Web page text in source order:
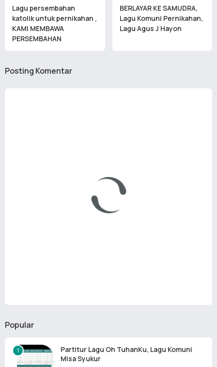
Lagu persembahan
katolik untuk pernikahan ,
KAMI MEMBAWA
PERSEMBAHAN
BERLAYAR KE SAMUDRA,
Lagu Komuni Pernikahan,
Lagu Agus J Hayon
Posting Komentar
Popular
Partitur Lagu Oh TuhanKu, Lagu Komuni
Misa Syukur